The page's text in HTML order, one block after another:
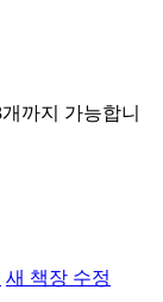
까지 가능합니
새 책장 수정